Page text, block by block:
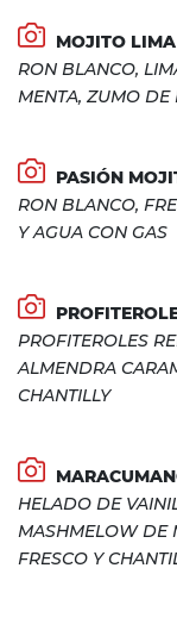
MOJITO
RON BLANCO,
MENTA, ZUMO DE
PASIÓN
RON BLANCO,
Y AGUA CON GAS
PROFITEROLES
ALMENDRA
CHANTILLY
HELADO DE
MASHMELOW DE
FRESCO Y